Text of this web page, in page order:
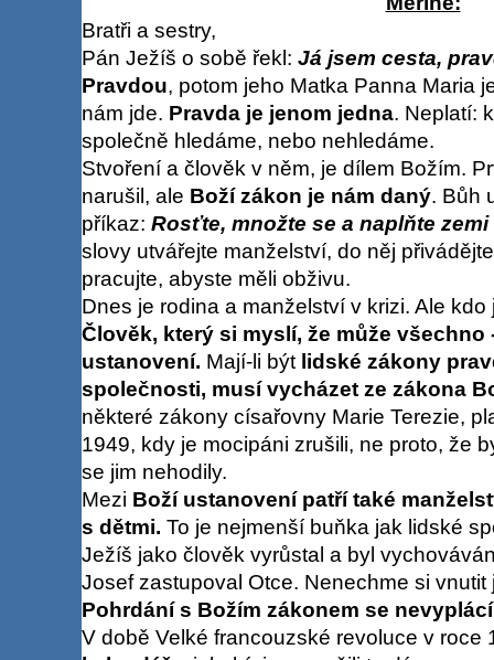
Bratři a sestry,
Pán Ježíš o sobě řekl: Já jsem cesta,
Pravdou, potom jeho Matka Panna Maria
nám jde. Pravda je jenom jedna. Neplatí:
společně hledáme, nebo nehledáme.
Stvoření a člověk v něm, je dílem Božím.
narušil, ale Boží zákon je nám daný. Bůh
příkaz: Rosťte, množte se a naplňte
slovy utvářejte manželství, do něj
pracujte, abyste měli obživu.
Dnes je rodina a manželství v krizi. Ale
Člověk, který si myslí, že může všechno
ustanovení. Mají-li být lidské zákony
společnosti, musí vycházet ze zákona
některé zákony císařovny Marie Terezie,
1949, kdy je mocipáni zrušili, ne proto, že
se jim nehodily.
Mezi Boží ustanovení patří také
s dětmi. To je nejmenší buňka jak lidské
Ježíš jako člověk vyrůstal a byl
Josef zastupoval Otce. Nenechme si vnutit
Pohrdání s Božím zákonem se
V době Velké francouzské revoluce v roce